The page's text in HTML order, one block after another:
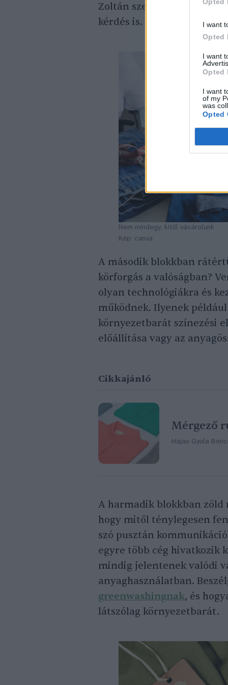
I want
Opted
I want
Opted
I want
of my
was
Opted
Zoltán szerint ez nem
kérdés is.
Nem mindegy, kitől vásárolunk
Kép: canva
A második blokkban
körforgás a valóságban?
olyan technológiákra és
működnek. Ilyenek
környezetbarát színezési
előállítása vagy az
Cikkajánló
Mérgező
Hajas Gyula
A harmadik blokkban zöld
hogy mitől ténylegesen
szó pusztán
egyre több cég hivatkozik
mindig jelentenek valódi
anyaghasználatban.
greenwashingnak, és
látszólag környezetbarát.